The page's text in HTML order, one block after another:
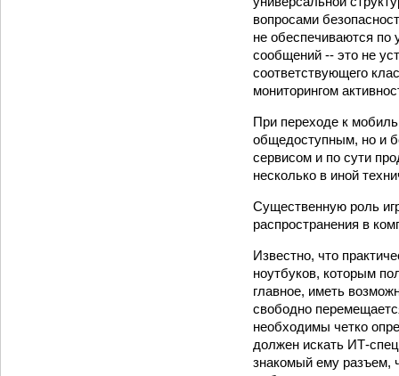
вопросами
не обеспечиваются по
сообщений -- это не
соответствующего
мониторингом
При переходе к
общедоступным, но и
сервисом и по сути
несколько в иной
Существенную роль
распространения в
Известно, что
ноутбуков, которым
главное, иметь
свободно
необходимы четко
должен искать ИТ-
знакомый ему разъем,